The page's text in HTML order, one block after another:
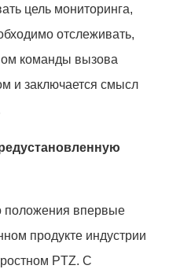
цель мониторинга,
отслеживать,
команды вызова
и заключается смысл
положения впервые
продукте индустрии
PTZ. С